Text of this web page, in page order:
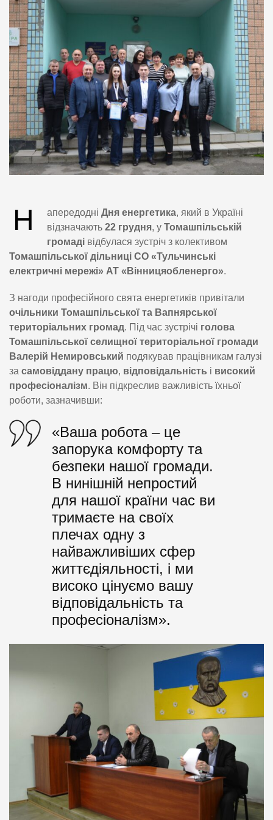
Н апередодні Дня енергетика, який в Україні
відзначають 22 грудня, у Томашпільській
громаді відбулася зустріч з колективом
Томашпільської дільниці СО «Тульчинські
електричні мережі» АТ «Вінницяобленерго».
З нагоди професійного свята енергетиків привітали
очільники Томашпільської та Вапнярської
територіальних громад. Під час зустрічі голова
Томашпільської селищної територіальної громади
Валерій Немировський подякував працівникам галузі
за самовіддану працю, відповідальність і високий
професіоналізм. Він підкреслив важливість їхньої
роботи, зазначивши:
«Ваша робота – це
запорука комфорту та
безпеки нашої громади.
В нинішній непростий
для нашої країни час ви
тримаєте на своїх
плечах одну з
найважливіших сфер
життєдіяльності, і ми
високо цінуємо вашу
відповідальність та
професіоналізм».